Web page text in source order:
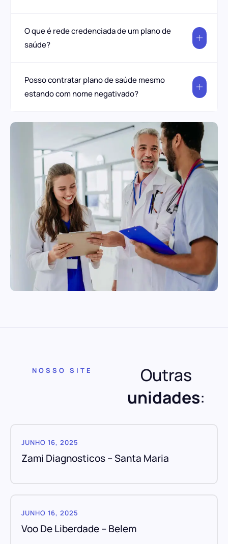
O que é rede credenciada de um plano de
saúde?
Posso contratar plano de saúde mesmo
estando com nome negativado?
NOSSO SITE
Outras
unidades:
JUNHO 16, 2025
Zami Diagnosticos – Santa Maria
JUNHO 16, 2025
Voo De Liberdade – Belem